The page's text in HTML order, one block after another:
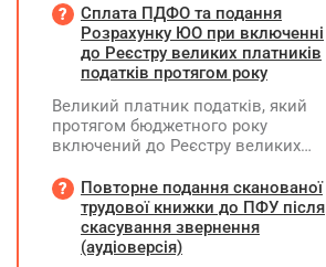
виплатити дивіденди за рахунок
нерозподіленого прибутку 2024–
2025 років у сумі 15 млн грн. Які
податкові наслідки виникають у
Сплата ПДФО та подання
Розрахунку ЮО при включенні
до Реєстру великих платників
податків протягом року
Великий платник податків, який
протягом бюджетного року
включений до Реєстру великих
за місцем попереднього обліку, а
Податковий розрахунок подає за
новим (основним) місцем обліку
Повторне подання сканованої
трудової книжки до ПФУ після
скасування звернення
(аудіоверсія)